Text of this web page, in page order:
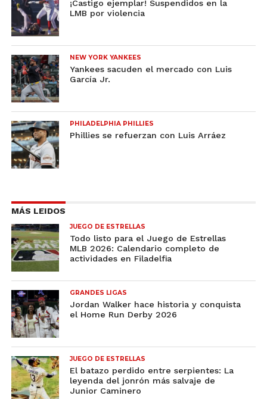
¡Castigo ejemplar! Suspendidos en la
LMB por violencia
NEW YORK YANKEES
Yankees sacuden el mercado con Luis
García Jr.
PHILADELPHIA PHILLIES
Phillies se refuerzan con Luis Arráez
MÁS LEIDOS
JUEGO DE ESTRELLAS
Todo listo para el Juego de Estrellas
MLB 2026: Calendario completo de
actividades en Filadelfia
GRANDES LIGAS
Jordan Walker hace historia y conquista
el Home Run Derby 2026
JUEGO DE ESTRELLAS
El batazo perdido entre serpientes: La
leyenda del jonrón más salvaje de
Junior Caminero